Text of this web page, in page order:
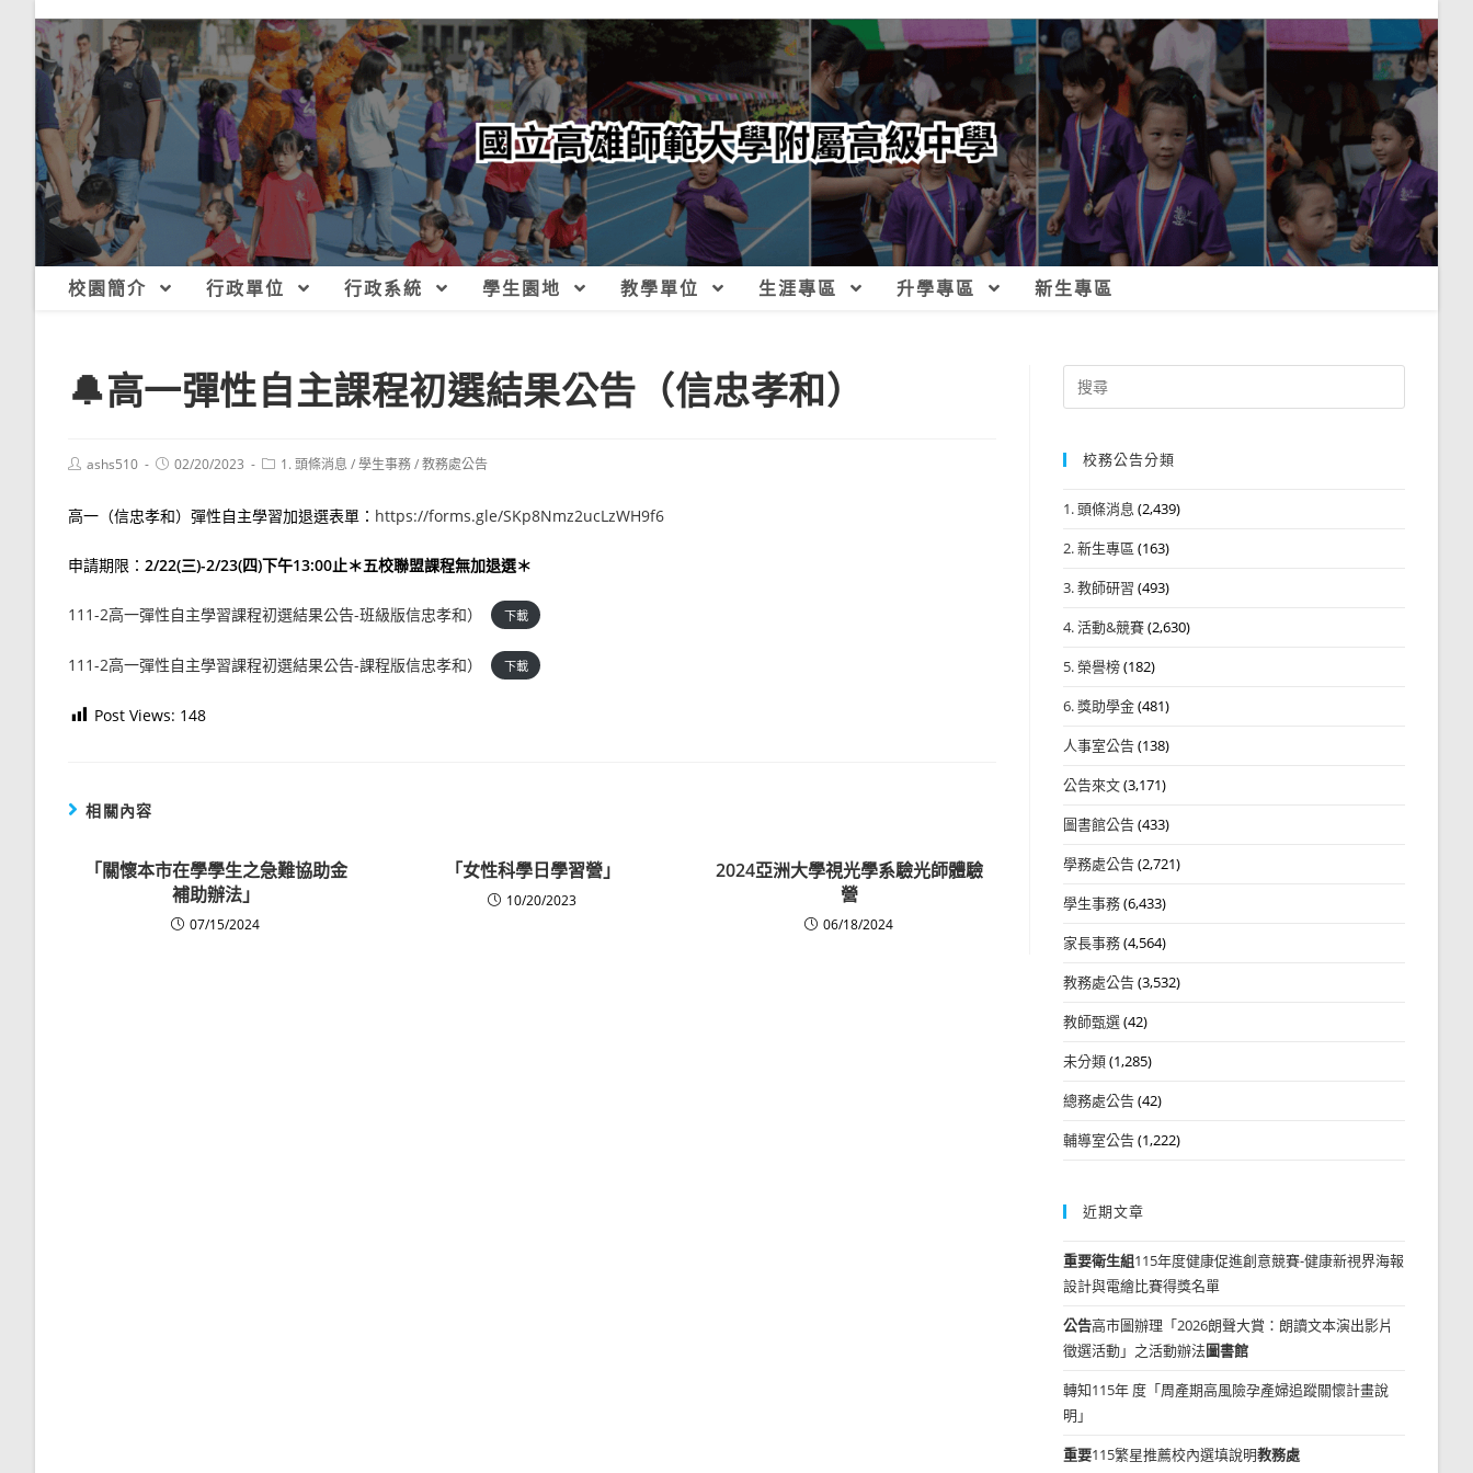
校園簡介 行政單位 行政系統 學生園地 教學單位 生涯專區 升學專區 新生專區
🔔高一彈性自主課程初選結果公告（信忠孝和）
Postashs510
Post02/20/2023
Post1. 頭條消息 /學生事務/教務處公告
高一（信忠孝和）彈性自主學習加退選表單： https://forms.gle/SKp8Nmz2ucLzWH9f6
申請期限： 2/22(三)-2/23(四)下午13:00止＊五校聯盟課程無加退選＊
111-2高一彈性自主學習課程初選結果公告-班級版信忠孝和） 下載
111-2高一彈性自主學習課程初選結果公告-課程版信忠孝和） 下載
Post Views: 148
相關內容
「關懷本市在學學生之急難協助金
補助辦法」
07/15/2024
「女性科學日學習營」
10/20/2023
2024亞洲大學視光學系驗光師體驗
營
06/18/2024
Search
for:
校務公告分類
1. 頭條消息 (2,439)
2. 新生專區 (163)
3. 教師研習 (493)
4. 活動&競賽(2,630)
5. 榮譽榜(182)
6. 獎助學金(481)
人事室公告(138)
公告來文(3,171)
圖書館公告(433)
學務處公告(2,721)
學生事務(6,433)
家長事務(4,564)
教務處公告(3,532)
教師甄選(42)
未分類(1,285)
總務處公告(42)
輔導室公告(1,222)
近期文章
重要衛生組115年度健康促進創意競賽-健康新視界海報
設計與電繪比賽得獎名單
公告高市圖辦理「2026朗聲大賞：朗讀文本演出影片
徵選活動」之活動辦法圖書館
轉知115年 度「周產期高風險孕產婦追蹤關懷計畫說
明」
重要115繁星推薦校內選填說明教務處